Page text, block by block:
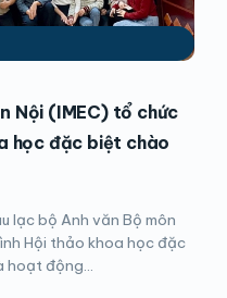
Nội (IMEC) tổ chức
học đặc biệt chào
lạc bộ Anh văn Bộ môn
Hội thảo khoa học đặc
hoạt động...